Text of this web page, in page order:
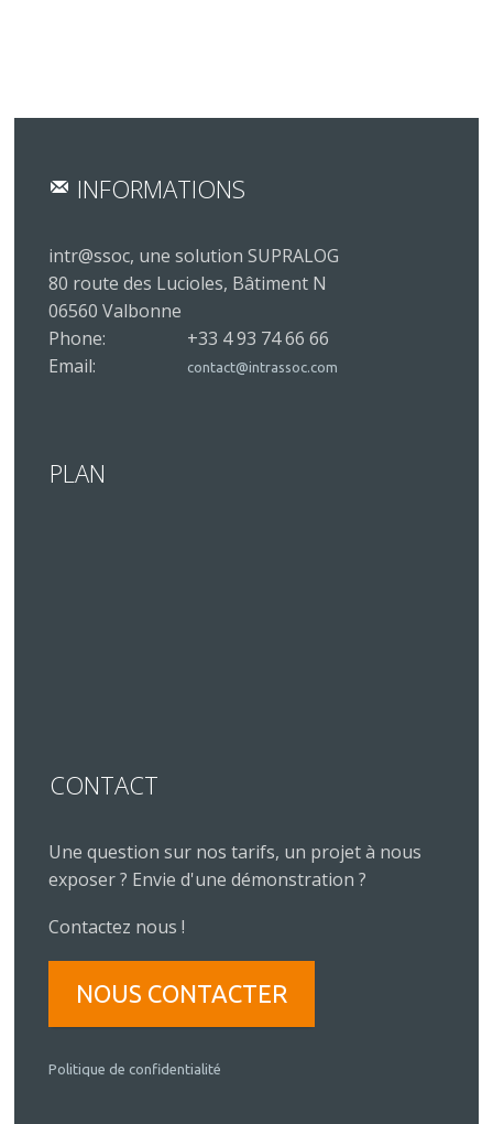
INFORMATIONS
intr@ssoc, une solution SUPRALOG
80 route des Lucioles, Bâtiment N
06560 Valbonne
Phone:
+33 4 93 74 66 66
Email:
contact@intrassoc.com
PLAN
CONTACT
Une question sur nos tarifs, un projet à nous
exposer ? Envie d'une démonstration ?
Contactez nous !
NOUS CONTACTER
Politique de confidentialité